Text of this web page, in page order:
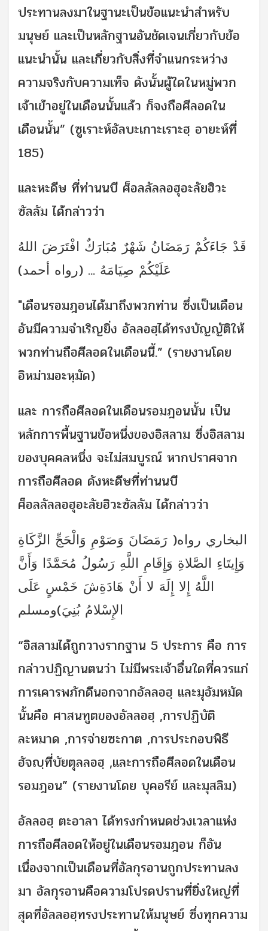
ประทานลงมาในฐานะเป็นข้อแนะนำสำหรับ
มนุษย์ และเป็นหลักฐานอันชัดเจนเกี่ยวกับข้อ
แนะนำนั้น และเกี่ยวกับสิ่งที่จำแนกระหว่าง
ความจริงกับความเท็จ ดังนั้นผู้ใดในหมู่พวก
เจ้าเข้าอยู่ในเดือนนั้นแล้ว ก็จงถือศีลอดใน
เดือนนั้น” (ซูเราะห์อัลบะเกาะเราะฮฺ อายะห์ที่
185)
และหะดีษ ที่ท่านนบี ศ็อลลัลลอฮุอะลัยฮิวะ
ซัลลัม ได้กล่าวว่า
قَدْ جَاءَكُمْ رَمَضَانُ شَهْرٌ مُبَارَكٌ افْتَرَضَ اللهُ
عَلَيْكُمْ صِيَامَهُ ... (رواه أحمد)
"เดือนรอมฎอนได้มาถึงพวกท่าน ซึ่งเป็นเดือน
อันมีความจำเริญยิ่ง อัลลอฮฺได้ทรงบัญญัติให้
พวกท่านถือศีลอดในเดือนนี้.” (รายงานโดย
อิหม่ามอะหฺมัด)
และ การถือศีลอดในเดือนรอมฎอนนั้น เป็น
หลักการพื้นฐานข้อหนึ่งของอิสลาม ซึ่งอิสลาม
ของบุคคลหนึ่ง จะไม่สมบูรณ์ หากปราศจาก
การถือศีลอด ดังหะดีษที่ท่านนบี
ศ็อลลัลลอฮุอะลัยฮิวะซัลลัม ได้กล่าวว่า
البخاري رواه( رَمَضَانَ وَصَوْمِ وَالْحَجِّ الزَّكَاةِ
وَإِيتَاءِ الصَّلاةِ وَإِقَامِ اللَّهِ رَسُولُ مُحَمَّدًا وَأَنَّ
اللَّهُ إِلا إِلَهَ لا أَنْ هَادَةِشَ خَمْسٍ عَلَى
الإِسْلامُ بُنِيَ)ومسلم
“อิสลามได้ถูกวางรากฐาน 5 ประการ คือ การ
กล่าวปฏิญานตนว่า ไม่มีพระเจ้าอื่นใดที่ควรแก่
การเคารพภักดีนอกจากอัลลอฮฺ และมุอัมหมัด
นั้นคือ ศาสนทูตของอัลลอฮฺ ,การปฏิบัติ
ละหมาด ,การจ่ายซะกาต ,การประกอบพิธี
ฮัจญฺที่บัยตุลลอฮฺ ,และการถือศีลอดในเดือน
รอมฎอน” (รายงานโดย บุคอรีย์ และมุสลิม)
อัลลอฮฺ ตะอาลา ได้ทรงกำหนดช่วงเวลาแห่ง
การถือศีลอดให้อยู่ในเดือนรอมฎอน ก็อัน
เนื่องจากเป็นเดือนที่อัลกุรอานถูกประทานลง
มา อัลกุรอานคือความโปรดปรานที่ยิ่งใหญ่ที่
สุดที่อัลลอฮฺทรงประทานให้มนุษย์ ซึ่งทุกความ